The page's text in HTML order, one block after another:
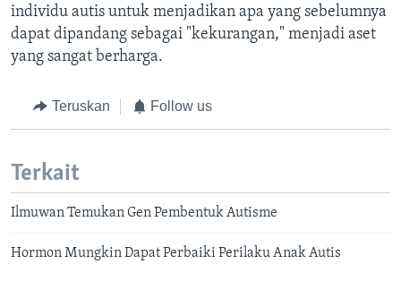
individu autis untuk menjadikan apa yang sebelumnya
dapat dipandang sebagai "kekurangan," menjadi aset
yang sangat berharga.
Teruskan Follow us
Terkait
Ilmuwan Temukan Gen Pembentuk Autisme
Hormon Mungkin Dapat Perbaiki Perilaku Anak Autis